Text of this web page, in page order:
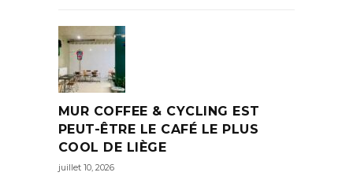
MUR COFFEE & CYCLING EST
PEUT-ÊTRE LE CAFÉ LE PLUS
COOL DE LIÈGE
juillet 10, 2026